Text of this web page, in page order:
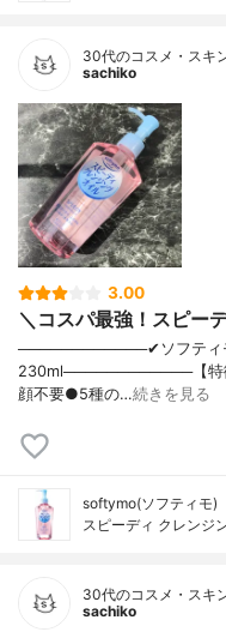
30代のコスメ・スキ
sachiko
3.00
＼コスパ最強！スピー
────────────✔︎ソフティ
230ml────────────【特
顔不要●5種の…続きを見る
softymo(ソフティモ)
スピーディ クレンジ
30代のコスメ・スキ
sachiko